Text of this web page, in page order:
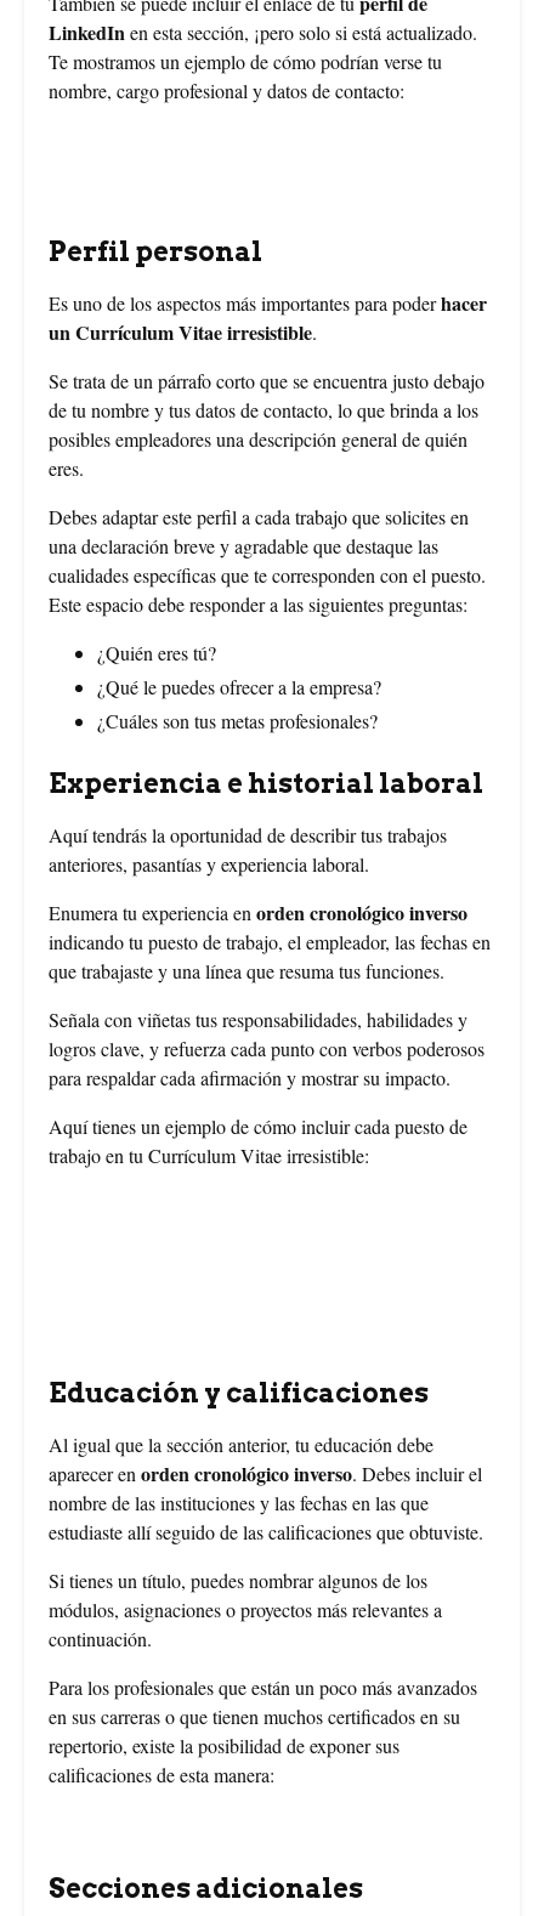
LinkedIn en esta sección, ¡pero solo si está actualizado.
Te mostramos un ejemplo de cómo podrían verse tu
nombre, cargo profesional y datos de contacto:
Perfil personal
Es uno de los aspectos más importantes para poderhacer
un Currículum Vitae irresistible.
Se trata de un párrafo corto que se encuentra justo debajo
de tu nombre y tus datos de contacto, lo que brinda a los
posibles empleadores una descripción general de quién
eres.
Debes adaptar este perfil a cada trabajo que solicites en
una declaración breve y agradable que destaque las
cualidades específicas que te corresponden con el puesto.
Este espacio debe responder a las siguientes preguntas:
¿Quién eres tú?
¿Qué le puedes ofrecer a la empresa?
¿Cuáles son tus metas profesionales?
Experiencia e historial laboral
Aquí tendrás la oportunidad de describir tus trabajos
anteriores, pasantías y experiencia laboral.
Enumera tu experiencia enorden cronológico inverso
indicando tu puesto de trabajo, el empleador, las fechas en
que trabajaste y una línea que resuma tus funciones.
Señala con viñetas tus responsabilidades, habilidades y
logros clave, y refuerza cada punto con verbos poderosos
para respaldar cada afirmación y mostrar su impacto.
Aquí tienes un ejemplo de cómo incluir cada puesto de
trabajo en tu Currículum Vitae irresistible:
Educación y calificaciones
Al igual que la sección anterior, tu educación debe
aparecer en orden cronológico inverso. Debes incluir el
nombre de las instituciones y las fechas en las que
estudiaste allí seguido de las calificaciones que obtuviste.
Si tienes un título, puedes nombrar algunos de los
módulos, asignaciones o proyectos más relevantes a
continuación.
Para los profesionales que están un poco más avanzados
en sus carreras o que tienen muchos certificados en su
repertorio, existe la posibilidad de exponer sus
calificaciones de esta manera:
Secciones adicionales